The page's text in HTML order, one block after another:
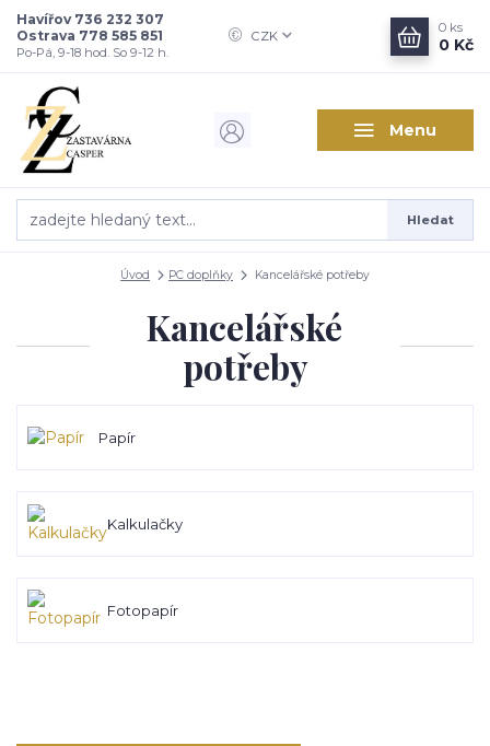
Menu
CZK
Hledat
Havířov 736 232 307
Ostrava 778 585 851
Po-Pá, 9-18 hod. So 9-12 h.
0 ks
0 Kč
Úvod PC doplňky Kancelářské potřeby
Kancelářské
potřeby
Papír
Kalkulačky
Fotopapír